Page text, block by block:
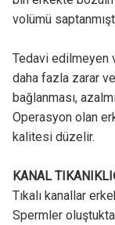
volümü
Tedavi edilmeyen
daha fazla zarar
bağlanması,
Operasyon olan
kalitesi düzelir.
KANAL
Tıkalı kanallar
Spermler